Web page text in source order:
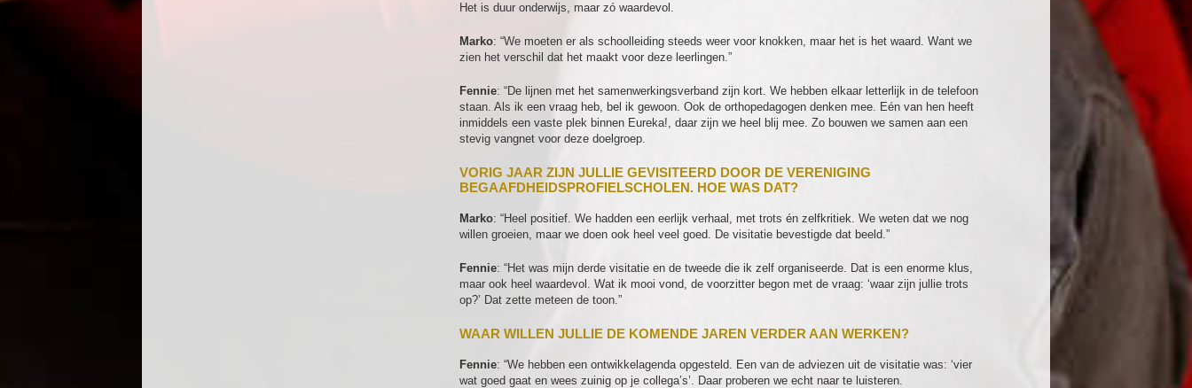
Het is duur onderwijs, maar zó waardevol.
Marko: “We moeten er als schoolleiding steeds weer voor knokken, maar het is het waard. Want we
zien het verschil dat het maakt voor deze leerlingen.”
Fennie: “De lijnen met het samenwerkingsverband zijn kort. We hebben elkaar letterlijk in de telefoon
staan. Als ik een vraag heb, bel ik gewoon. Ook de orthopedagogen denken mee. Eén van hen heeft
inmiddels een vaste plek binnen Eureka!, daar zijn we heel blij mee. Zo bouwen we samen aan een
stevig vangnet voor deze doelgroep.
VORIG JAAR ZIJN JULLIE GEVISITEERD DOOR DE VERENIGING
BEGAAFDHEIDSPROFIELSCHOLEN. HOE WAS DAT?
Marko: “Heel positief. We hadden een eerlijk verhaal, met trots én zelfkritiek. We weten dat we nog
willen groeien, maar we doen ook heel veel goed. De visitatie bevestigde dat beeld.”
Fennie: “Het was mijn derde visitatie en de tweede die ik zelf organiseerde. Dat is een enorme klus,
maar ook heel waardevol. Wat ik mooi vond, de voorzitter begon met de vraag: ‘waar zijn jullie trots
op?’ Dat zette meteen de toon.”
WAAR WILLEN JULLIE DE KOMENDE JAREN VERDER AAN WERKEN?
Fennie: “We hebben een ontwikkelagenda opgesteld. Een van de adviezen uit de visitatie was: ‘vier
wat goed gaat en wees zuinig op je collega’s’. Daar proberen we echt naar te luisteren.